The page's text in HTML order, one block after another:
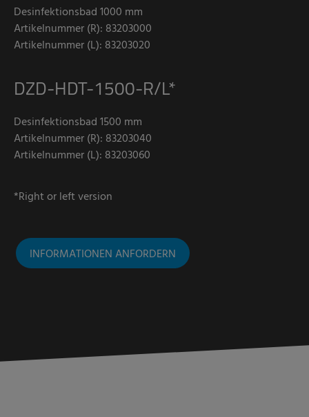
Desinfektionsbad 1000 mm
Artikelnummer (R): 83203000
Artikelnummer (L): 83203020
DZD-HDT-1500-R/L*
Desinfektionsbad 1500 mm
Artikelnummer (R): 83203040
Artikelnummer (L): 83203060
*Right or left version
INFORMATIONEN ANFORDERN